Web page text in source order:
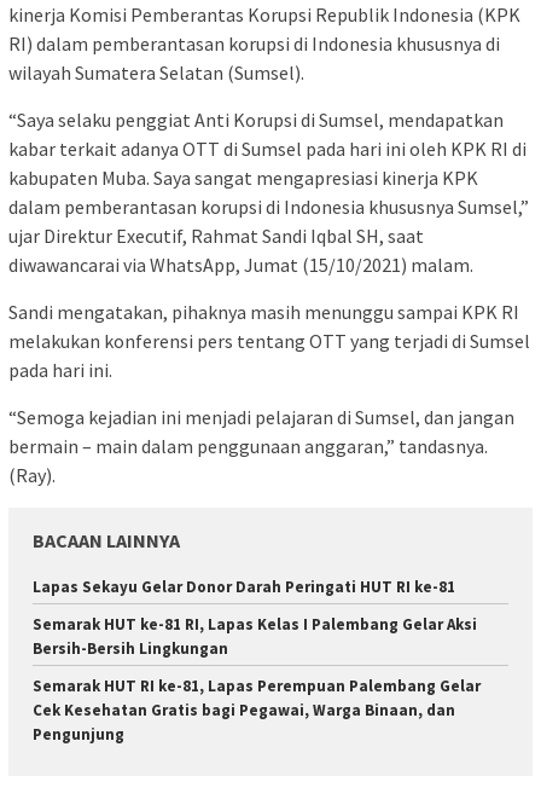
kinerja Komisi Pemberantas Korupsi Republik Indonesia (KPK
RI) dalam pemberantasan korupsi di Indonesia khususnya di
wilayah Sumatera Selatan (Sumsel).
“Saya selaku penggiat Anti Korupsi di Sumsel, mendapatkan
kabar terkait adanya OTT di Sumsel pada hari ini oleh KPK RI di
kabupaten Muba. Saya sangat mengapresiasi kinerja KPK
dalam pemberantasan korupsi di Indonesia khususnya Sumsel,”
ujar Direktur Executif, Rahmat Sandi Iqbal SH, saat
diwawancarai via WhatsApp, Jumat (15/10/2021) malam.
Sandi mengatakan, pihaknya masih menunggu sampai KPK RI
melakukan konferensi pers tentang OTT yang terjadi di Sumsel
pada hari ini.
“Semoga kejadian ini menjadi pelajaran di Sumsel, dan jangan
bermain – main dalam penggunaan anggaran,” tandasnya.
(Ray).
BACAAN LAINNYA
Lapas Sekayu Gelar Donor Darah Peringati HUT RI ke-81
Semarak HUT ke-81 RI, Lapas Kelas I Palembang Gelar Aksi
Bersih-Bersih Lingkungan
Semarak HUT RI ke-81, Lapas Perempuan Palembang Gelar
Cek Kesehatan Gratis bagi Pegawai, Warga Binaan, dan
Pengunjung